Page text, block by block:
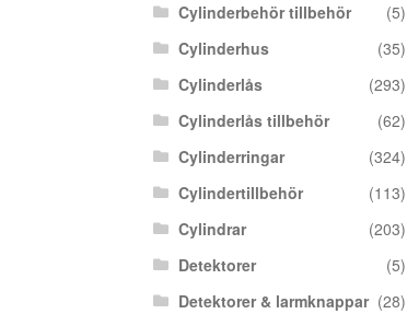
Cylinderbehör tillbehör
(5)
Cylinderhus
(35)
Cylinderlås
(293)
Cylinderlås tillbehör
(62)
Cylinderringar
(324)
Cylindertillbehör
(113)
Cylindrar
(203)
Detektorer
(5)
Detektorer & larmknappar (28)